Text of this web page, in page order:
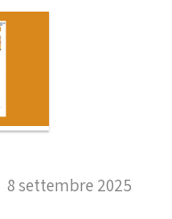
8 settembre 2025